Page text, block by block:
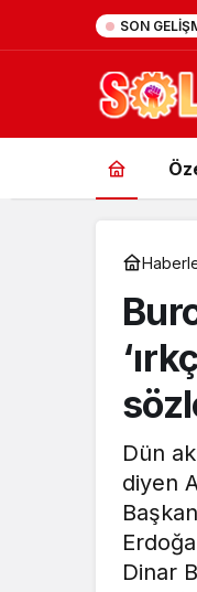
SON
Dün
diyen
Dinar